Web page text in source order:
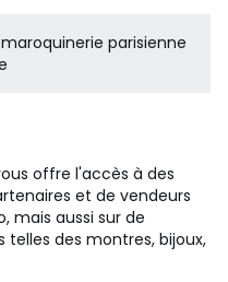
parisienne
offre l'accès à des
et de vendeurs
mais aussi sur de
des montres, bijoux,